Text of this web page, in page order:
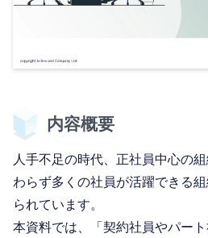
内容概要
人手不足の時代、正社員中心の
わらず多くの社員が活躍できる
られています。
本資料では、「契約社員やパー